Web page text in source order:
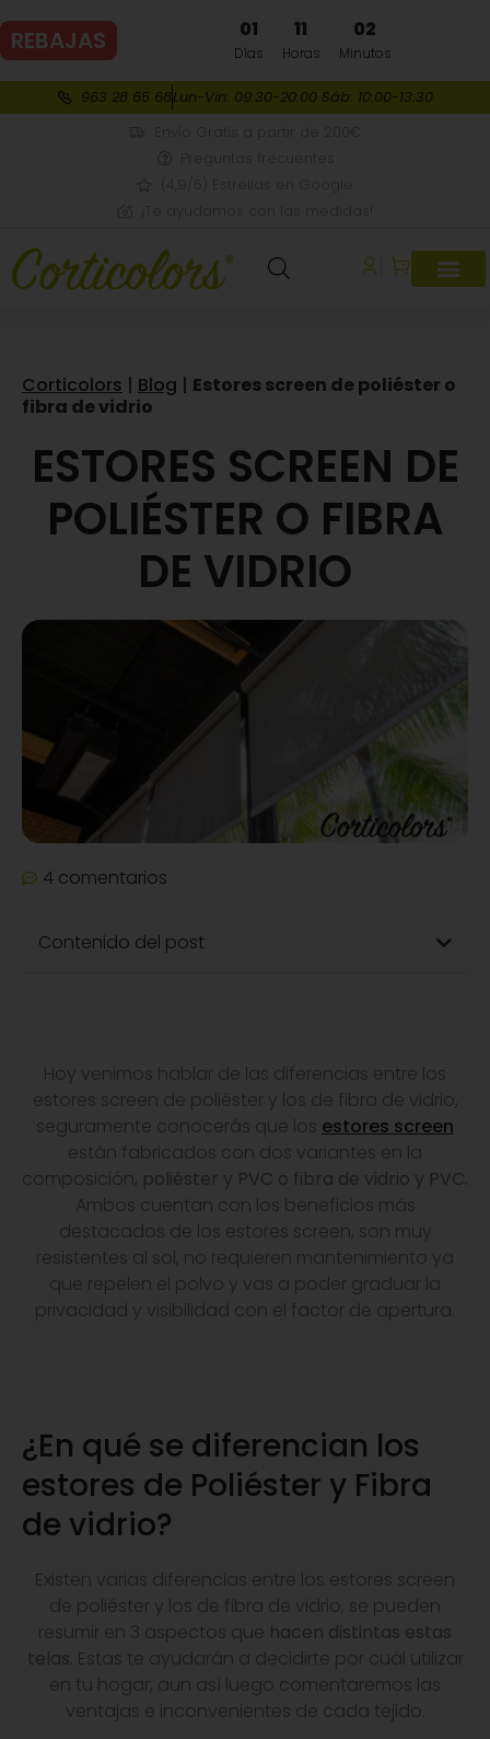
REBAJAS DE VERANO01
Días
11
Horas
02
Minutos
963 28 65 68Lun-Vin: 09:30-20:00 Sáb: 10:00-13:30
Corticolors | Blog | Estores screen de poliéster o
fibra de vidrio
ESTORES SCREEN DE
POLIÉSTER O FIBRA
DE VIDRIO
4 comentarios
Contenido del post
Hoy venimos hablar de las diferencias entre los
estores screen de poliéster y los de fibra de vidrio,
seguramente conocerás que los estores screen
están fabricados con dos variantes en la
composición, poliéster y PVC o fibra de vidrio y PVC.
Ambos cuentan con los beneficios más
destacados de los estores screen, son muy
resistentes al sol, no requieren mantenimiento ya
que repelen el polvo y vas a poder graduar la
privacidad y visibilidad con el factor de apertura.
¿En qué se diferencian los
estores de Poliéster y Fibra
de vidrio?
Existen varias diferencias entre los estores screen
de poliéster y los de fibra de vidrio, se pueden
resumir en 3 aspectos que hacen distintas estas
telas. Estas te ayudarán a decidirte por cuál utilizar
en tu hogar, aun así luego comentaremos las
ventajas e inconvenientes de cada tejido.